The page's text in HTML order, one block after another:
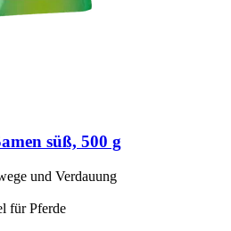
süß, 500 g
und Verdauung
für Pferde